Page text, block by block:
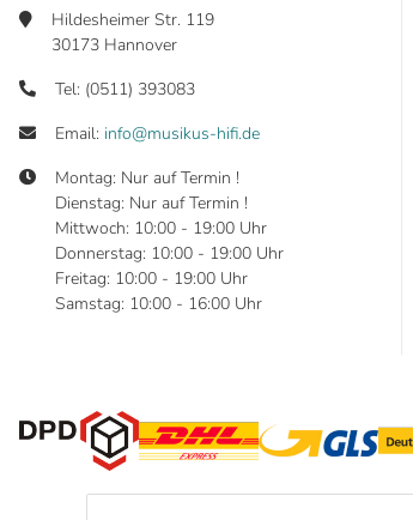
Hildesheimer Str. 119
30173 Hannover
Tel: (0511) 393083
Email: info@musikus-hifi.de
Montag: Nur auf Termin !
Dienstag: Nur auf Termin !
Mittwoch: 10:00 - 19:00 Uhr
Donnerstag: 10:00 - 19:00 Uhr
Freitag: 10:00 - 19:00 Uhr
Samstag: 10:00 - 16:00 Uhr